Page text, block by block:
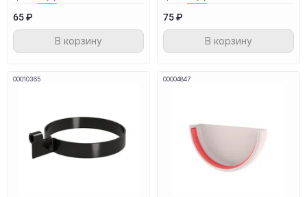
65 ₽
В корзину
75 ₽
В корзину
00010365 00004847